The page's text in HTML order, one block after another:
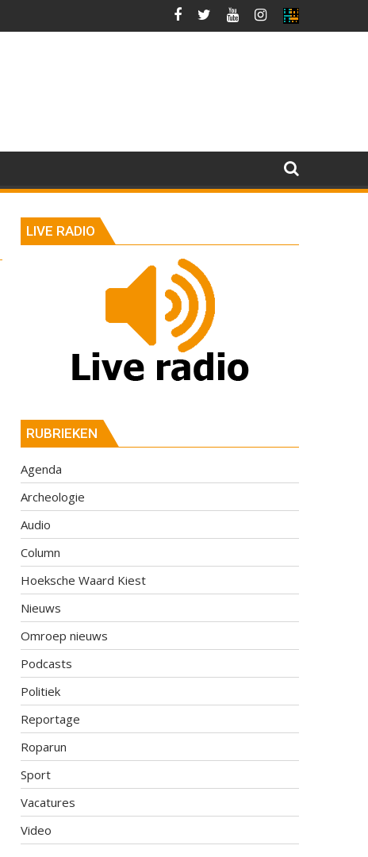
LIVE RADIO
RUBRIEKEN
Agenda
Archeologie
Audio
Column
Hoeksche Waard Kiest
Nieuws
Omroep nieuws
Podcasts
Politiek
Reportage
Roparun
Sport
Vacatures
Video